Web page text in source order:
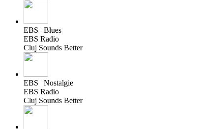
EBS | Blues
EBS Radio
Cluj Sounds Better
EBS | Nostalgie
EBS Radio
Cluj Sounds Better